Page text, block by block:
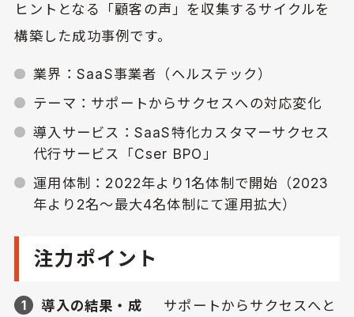
ヒントとなる「顧客の声」を収集するサイクルを
構築した成功事例です。
業界：SaaS事業者（ヘルステック）
テーマ：サポートからサクセスへの対応変化
導入サービス：SaaS特化カスタマーサクセス
代行サービス「Cser BPO」
運用体制：2022年より1名体制で開始（2023
年より2名〜最大4名体制にて運用拡大）
注力ポイント
導入の結果・成
サポートからサクセスへと